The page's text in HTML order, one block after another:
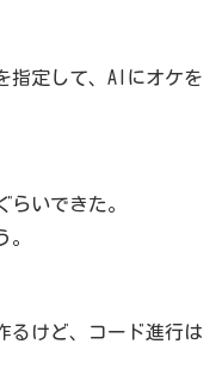
指定して、AIにオケを
らいできた。
るけど、コード進行は